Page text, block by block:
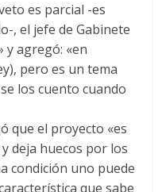
es parcial -es
, el jefe de Gabinete
y agregó: «en
pero es un tema
los cuento cuando
que el proyecto «es
deja huecos por los
condición uno puede
que sabe